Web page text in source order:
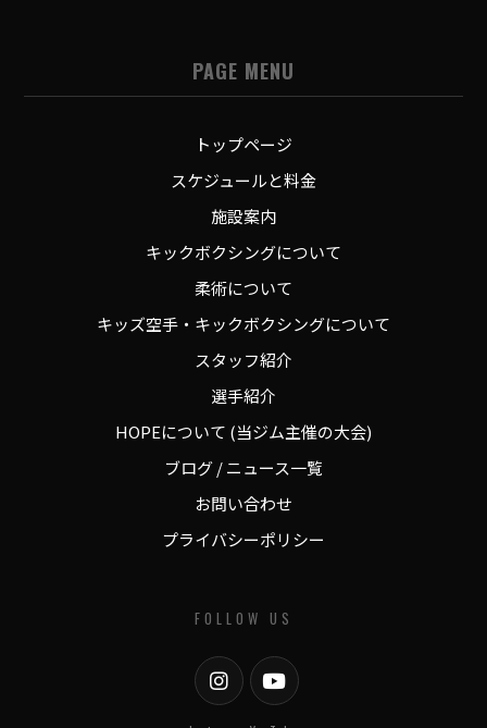
PAGE MENU
トップページ
スケジュールと料金
施設案内
キックボクシングについて
柔術について
キッズ空手・キックボクシングについて
スタッフ紹介
選手紹介
HOPEについて (当ジム主催の大会)
ブログ / ニュース一覧
お問い合わせ
プライバシーポリシー
FOLLOW US